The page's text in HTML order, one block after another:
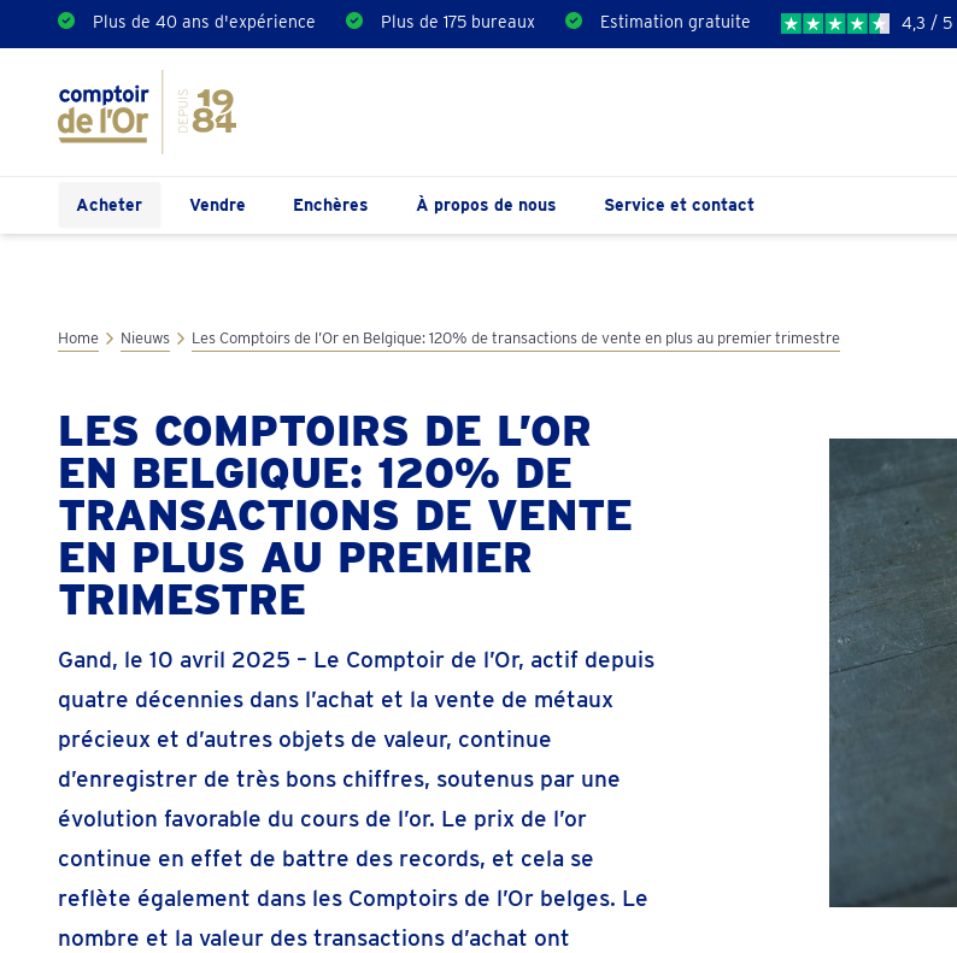
Plus de 40 ans d'expérience Plus de 175 bureaux Estimation gratuite 4,3 / 5
Acheter Vendre Enchères À propos de nous Service et contact
Home Nieuws Les Comptoirs de l’Or en Belgique: 120% de transactions de vente en plus au premier trimestre
LES COMPTOIRS DE L’OR
EN BELGIQUE: 120% DE
TRANSACTIONS DE VENTE
EN PLUS AU PREMIER
TRIMESTRE
Gand, le 10 avril 2025 – Le Comptoir de l’Or, actif depuis
quatre décennies dans l’achat et la vente de métaux
précieux et d’autres objets de valeur, continue
d’enregistrer de très bons chiffres, soutenus par une
évolution favorable du cours de l’or. Le prix de l’or
continue en effet de battre des records, et cela se
reflète également dans les Comptoirs de l’Or belges. Le
nombre et la valeur des transactions d’achat ont